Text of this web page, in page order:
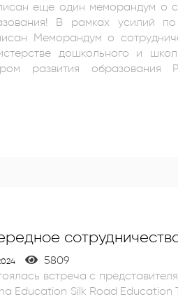
еще один меморандум о
совершенствованию и модернизации системы образования
Меморандум о
дошкольного и
развития образования
в отечественных и
5809
встреча с
Silk Road Education Technology»! В рамках